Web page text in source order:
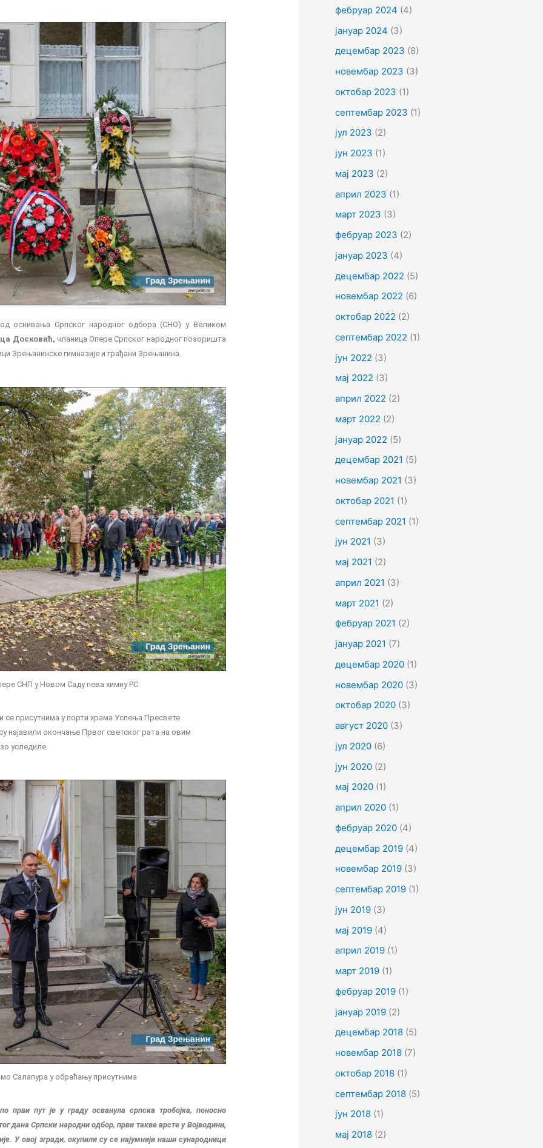
оснивања Српског народног одбора (СНО) у Великом
Досковић, чланица Опере Српског народног позоришта
Зрењанинске гимназије и грађани Зрењанина.
СНП у Новом Саду пева химну РС
се присутнима у порти храма Успења Пресвете
најавили окончање Првог светског рата на овим
уследиле.
Салапура у обраћању присутнима
први пут је у граду осванула српска тробојка, поносно
дана Српски народни одбор, први такве врсте у Војводини,
У овој згради, окупили су се најумнији наши сународници
фебруар 2024 (4)
јануар 2024 (3)
децембар 2023 (8)
новембар 2023 (3)
октобар 2023 (1)
септембар 2023 (1)
јул 2023 (2)
јун 2023 (1)
мај 2023 (2)
април 2023 (1)
март 2023 (3)
фебруар 2023 (2)
јануар 2023 (4)
децембар 2022 (5)
новембар 2022 (6)
октобар 2022 (2)
септембар 2022 (1)
јун 2022 (3)
мај 2022 (3)
април 2022 (2)
март 2022 (2)
јануар 2022 (5)
децембар 2021 (5)
новембар 2021 (3)
октобар 2021 (1)
септембар 2021 (1)
јун 2021 (3)
мај 2021 (2)
април 2021 (3)
март 2021 (2)
фебруар 2021 (2)
јануар 2021 (7)
децембар 2020(1)
новембар 2020(3)
октобар 2020(3)
август 2020(3)
јул 2020(6)
јун 2020(2)
мај 2020(1)
април 2020(1)
фебруар 2020(4)
децембар 2019(4)
новембар 2019(3)
септембар 2019(1)
јун 2019(3)
мај 2019(4)
април 2019(1)
март 2019(1)
фебруар 2019(1)
јануар 2019(2)
децембар 2018(5)
новембар 2018(7)
октобар 2018(1)
септембар 2018(5)
јун 2018(1)
мај 2018(2)